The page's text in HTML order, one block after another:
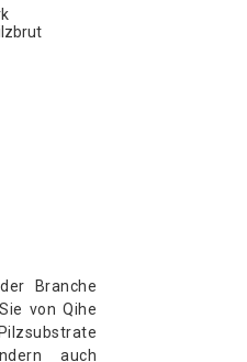
Brut
Branche
von Qihe
auch